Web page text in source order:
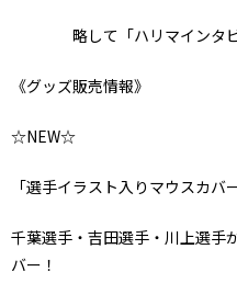
略して「ハリマインタビ
《グッズ販売情報》
☆NEW☆
「選手イラスト入りマウスカバー
千葉選手・吉田選手・川上選手
バー！